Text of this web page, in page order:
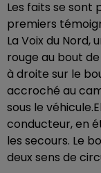
Les faits se sont
premiers
La Voix du Nord,
rouge au bout
à droite sur le
accroché au
sous le
conducteur, en
les secours. Le
deux sens de